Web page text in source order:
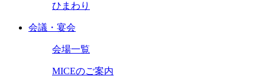
ひまわり
会議・宴会
会場一覧
MICEのご案内